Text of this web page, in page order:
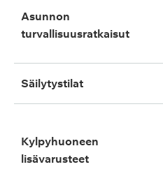
asunnon
turvallisuusratkaisut
säilytystilat
kylpyhuoneen
lisävarusteet